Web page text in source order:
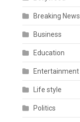
Breaking News
Business
Education
Entertainment
Life style
Politics